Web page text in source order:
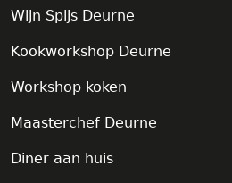
Wijn Spijs Deurne
Kookworkshop Deurne
Workshop koken
Maasterchef Deurne
Diner aan huis